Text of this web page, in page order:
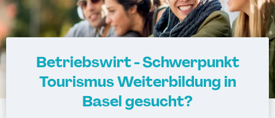
Betriebswirt - Schwerpunkt
Tourismus Weiterbildung in
Basel gesucht?